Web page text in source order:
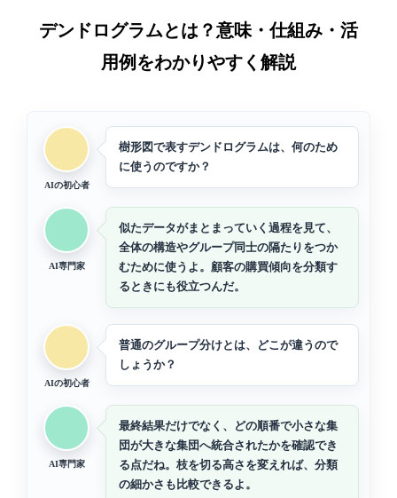
デンドログラムとは？意味・仕組み・活
用例をわかりやすく解説
AIの初心者
樹形図で表すデンドログラムは、何のため
に使うのですか？
AI専門家
似たデータがまとまっていく過程を見て、
全体の構造やグループ同士の隔たりをつか
むために使うよ。顧客の購買傾向を分類す
るときにも役立つんだ。
AIの初心者
普通のグループ分けとは、どこが違うので
しょうか？
AI専門家
最終結果だけでなく、どの順番で小さな集
団が大きな集団へ統合されたかを確認でき
る点だね。枝を切る高さを変えれば、分類
の細かさも比較できるよ。